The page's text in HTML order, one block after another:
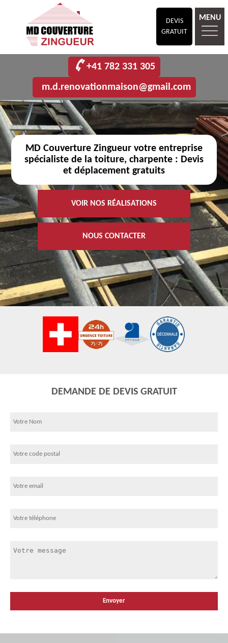
DEVIS
GRATUIT
MENU
+41 782 331 305
m.d.renovationmaison@gmail.com
MD Couverture Zingueur votre entreprise
spécialiste de la toiture, charpente : Devis
et déplacement gratuits
VOIR NOS RÉALISATIONS
NOUS CONTACTER
DEMANDE DE DEVIS GRATUIT